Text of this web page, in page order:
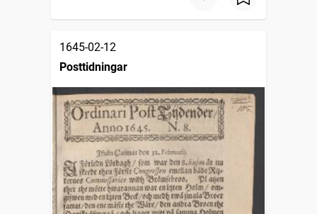
1645-02-12
Posttidningar